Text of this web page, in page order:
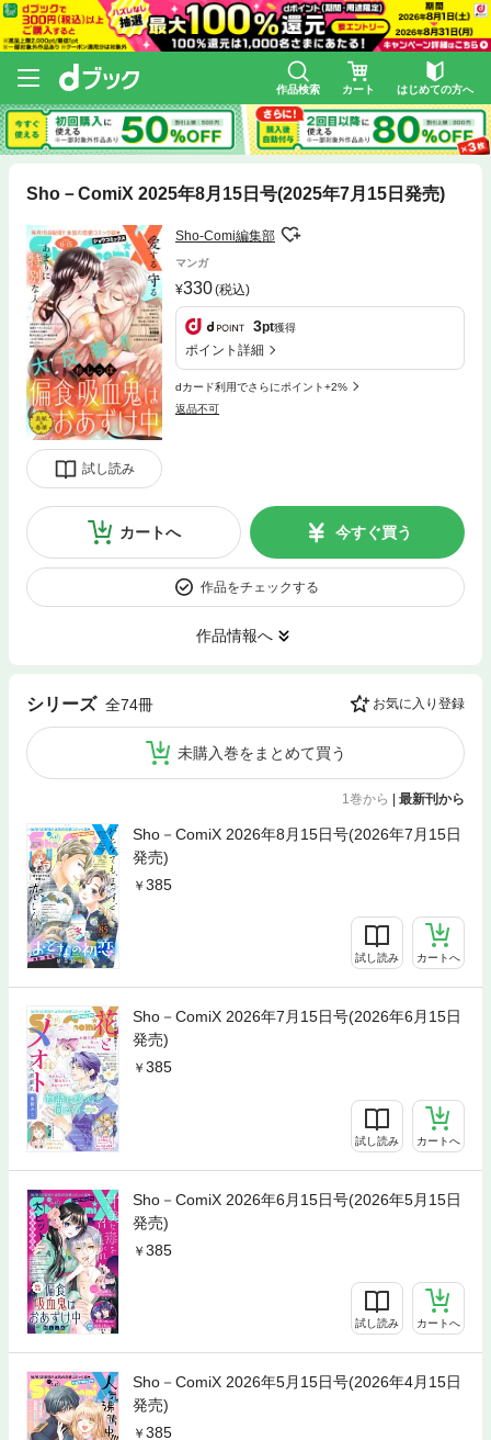
作品検索 カート はじめての方へ
Sho－ComiX 2025年8月15日号(2025年7月15日発売)
試し読み
Sho-Comi編集部
マンガ
330(税込)
3pt獲得
ポイント詳細
dカード利用でさらにポイント+2%
返品不可
カートへ 今すぐ買う
作品をチェックする
作品情報へ
シリーズ 全74冊 お気に入り登録
未購入巻をまとめて買う
1巻から 最新刊から
Sho－ComiX 2026年8月15日号(2026年7月15日
発売)
385
試し読み カートへ
Sho－ComiX 2026年7月15日号(2026年6月15日
発売)
385
試し読み カートへ
Sho－ComiX 2026年6月15日号(2026年5月15日
発売)
385
試し読み カートへ
Sho－ComiX 2026年5月15日号(2026年4月15日
発売)
385